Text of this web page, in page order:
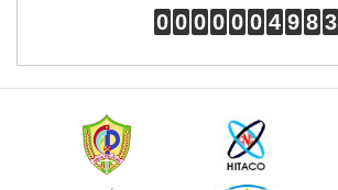
0 0 0 0 0 0 4 9 8 3